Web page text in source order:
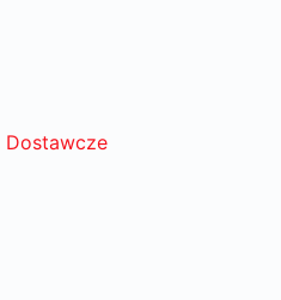
Dostawcze